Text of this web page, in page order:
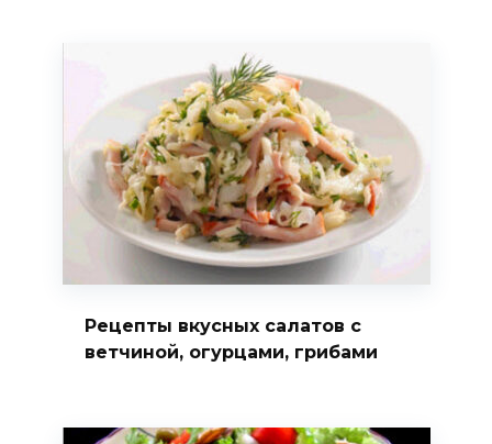
Рецепты вкусных салатов с
ветчиной, огурцами, грибами